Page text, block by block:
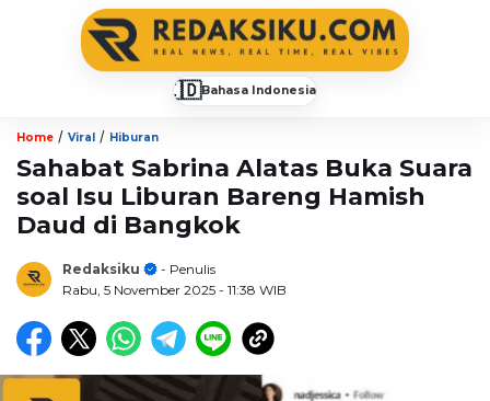
🇮🇩Bahasa Indonesia
Home / Viral / Hiburan
Sahabat Sabrina Alatas Buka Suara
soal Isu Liburan Bareng Hamish
Daud di Bangkok
Redaksiku
- Penulis
Rabu, 5 November 2025 - 11:38 WIB